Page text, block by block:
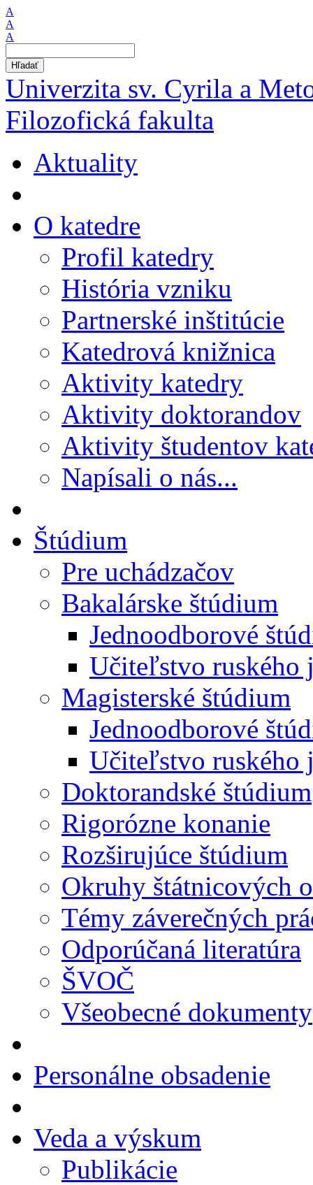
A
A
A
Hľadať
Univerzita sv. Cyrila a
Filozofická fakulta
Aktuality
O katedre
Profil katedry
História vzniku
Partnerské inštitúcie
Katedrová knižnica
Aktivity katedry
Aktivity doktorandov
Aktivity študentov
Napísali o nás...
Štúdium
Pre uchádzačov
Bakalárske štúdium
Jednoodborové
Učiteľstvo ruského
Magisterské štúdium
Jednoodborové
Učiteľstvo ruského
Doktorandské štúdium
Rigorózne konanie
Rozširujúce štúdium
Okruhy štátnicových
Témy záverečných
Odporúčaná literatúra
ŠVOČ
Všeobecné dokumenty
Personálne obsadenie
Veda a výskum
Publikácie